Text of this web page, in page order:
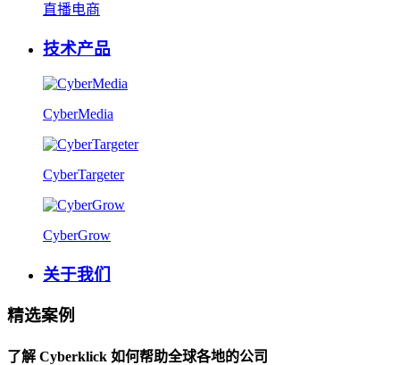
直播电商
技术产品
CyberMedia
CyberTargeter
CyberGrow
关于我们
精选案例
了解 Cyberklick 如何帮助全球各地的公司